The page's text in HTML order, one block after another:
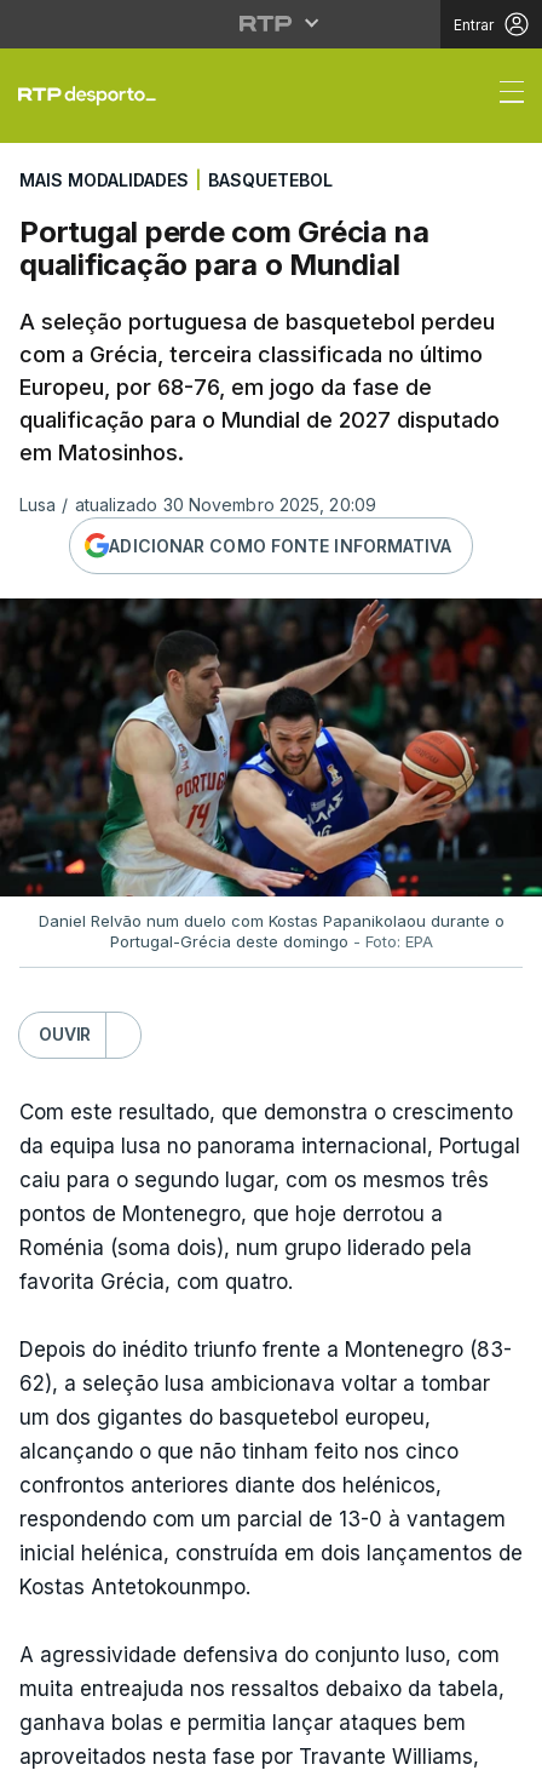
Entrar
Portugal perde com
MAIS MODALIDADES BASQUETEBOL
Portugal perde com Grécia na
qualificação para o Mundial
A seleção portuguesa de basquetebol perdeu
com a Grécia, terceira classificada no último
Europeu, por 68-76, em jogo da fase de
qualificação para o Mundial de 2027 disputado
em Matosinhos.
Lusa / atualizado 30 Novembro 2025, 20:09
ADICIONAR COMO FONTE INFORMATIVA
Daniel Relvão num duelo com Kostas Papanikolaou durante o
Portugal-Grécia deste domingo - Foto: EPA
OUVIR
Com este resultado, que demonstra o crescimento
da equipa lusa no panorama internacional, Portugal
caiu para o segundo lugar, com os mesmos três
pontos de Montenegro, que hoje derrotou a
Roménia (soma dois), num grupo liderado pela
favorita Grécia, com quatro.
Depois do inédito triunfo frente a Montenegro (83-
62), a seleção lusa ambicionava voltar a tombar
um dos gigantes do basquetebol europeu,
alcançando o que não tinham feito nos cinco
confrontos anteriores diante dos helénicos,
respondendo com um parcial de 13-0 à vantagem
inicial helénica, construída em dois lançamentos de
Kostas Antetokounmpo.
A agressividade defensiva do conjunto luso, com
muita entreajuda nos ressaltos debaixo da tabela,
ganhava bolas e permitia lançar ataques bem
aproveitados nesta fase por Travante Williams,